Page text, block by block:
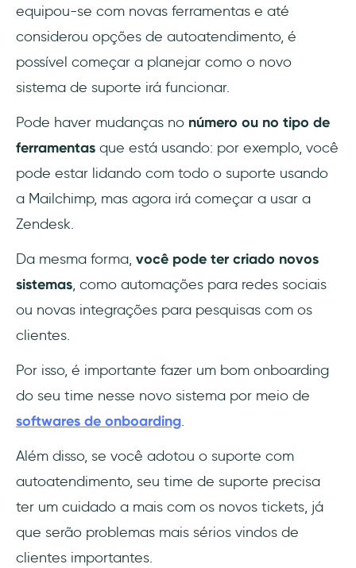
equipou-se com novas ferramentas e até
considerou opções de autoatendimento, é
possível começar a planejar como o novo
sistema de suporte irá funcionar.
Pode haver mudanças no número ou no tipo de
ferramentas que está usando: por exemplo, você
pode estar lidando com todo o suporte usando
a Mailchimp, mas agora irá começar a usar a
Zendesk.
Da mesma forma, você pode ter criado novos
sistemas, como automações para redes sociais
ou novas integrações para pesquisas com os
clientes.
Por isso, é importante fazer um bom onboarding
do seu time nesse novo sistema por meio de
softwares de onboarding.
Além disso, se você adotou o suporte com
autoatendimento, seu time de suporte precisa
ter um cuidado a mais com os novos tickets, já
que serão problemas mais sérios vindos de
clientes importantes.